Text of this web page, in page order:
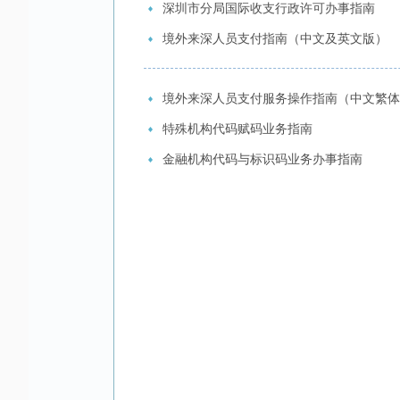
深圳市分局国际收支行政许可办事指南
境外来深人员支付指南（中文及英文版）
境外来深人员支付服务操作指南（中文繁体
特殊机构代码赋码业务指南
金融机构代码与标识码业务办事指南